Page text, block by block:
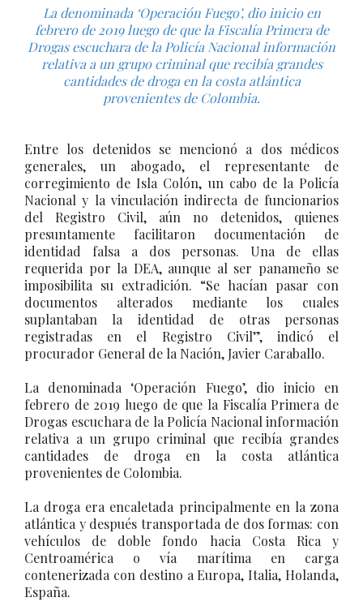
La denominada ‘Operación Fuego’, dio inicio en
febrero de 2019 luego de que la Fiscalía Primera de
Drogas escuchara de la Policía Nacional información
relativa a un grupo criminal que recibía grandes
cantidades de droga en la costa atlántica
provenientes de Colombia.
Entre los detenidos se mencionó a dos médicos
generales, un abogado, el representante de
corregimiento de Isla Colón, un cabo de la Policía
Nacional y la vinculación indirecta de funcionarios
del Registro Civil, aún no detenidos, quienes
presuntamente facilitaron documentación de
identidad falsa a dos personas. Una de ellas
requerida por la DEA, aunque al ser panameño se
imposibilita su extradición. “Se hacían pasar con
documentos alterados mediante los cuales
suplantaban la identidad de otras personas
registradas en el Registro Civil”, indicó el
procurador General de la Nación, Javier Caraballo.
La denominada ‘Operación Fuego’, dio inicio en
febrero de 2019 luego de que la Fiscalía Primera de
Drogas escuchara de la Policía Nacional información
relativa a un grupo criminal que recibía grandes
cantidades de droga en la costa atlántica
provenientes de Colombia.
La droga era encaletada principalmente en la zona
atlántica y después transportada de dos formas: con
vehículos de doble fondo hacia Costa Rica y
Centroamérica o vía marítima en carga
contenerizada con destino a Europa, Italia, Holanda,
España.